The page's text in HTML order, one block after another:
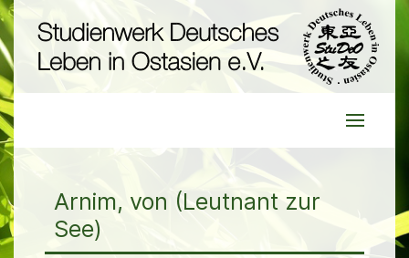
Arnim, von (Leutnant zur
See)